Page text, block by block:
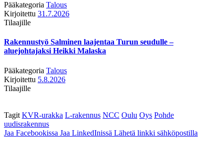
Pääkategoria Talous
Kirjoitettu 31.7.2026
Tilaajille
Rakennustyö Salminen laajentaa Turun seudulle –
aluejohtajaksi Heikki Malaska
Pääkategoria Talous
Kirjoitettu 5.8.2026
Tilaajille
Tagit KVR-urakka L-rakennus NCC Oulu Oys Pohde
uudisrakennus
Jaa Facebookissa Jaa LinkedInissä Lähetä linkki sähköpostilla